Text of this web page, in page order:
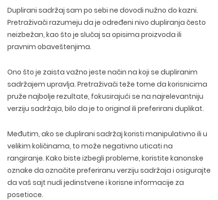
Duplirani sadržaj sam po sebi ne dovodi nužno do kazni.
Pretraživači razumeju da je određeni nivo dupliranja često
neizbežan, kao što je slučaj sa opisima proizvoda ili
pravnim obaveštenjima.
Ono što je zaista važno jeste način na koji se dupliranim
sadržajem upravlja. Pretraživači teže tome da korisnicima
pruže najbolje rezultate, fokusirajući se na najrelevantniju
verziju sadržaja, bilo da je to original ili preferirani duplikat.
Međutim, ako se duplirani sadržaj koristi manipulativno ili u
velikim količinama, to može negativno uticati na
rangiranje. Kako biste izbegli probleme, koristite kanonske
oznake da označite preferiranu verziju sadržaja i osigurajte
da vaš sajt nudi jedinstvene i korisne informacije za
posetioce.